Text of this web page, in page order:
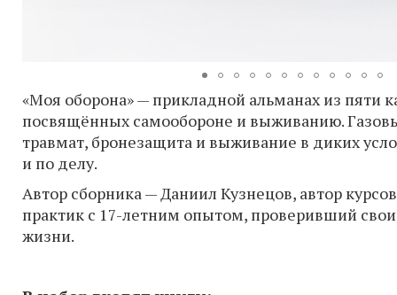
«Моя оборона» — прикладной альманах из пяти
посвящённых самообороне и выживанию.
травмат, бронезащита и выживание в диких
и по делу.
Автор сборника — Даниил Кузнецов, автор
практик с 17-летним опытом, проверивший
жизни.